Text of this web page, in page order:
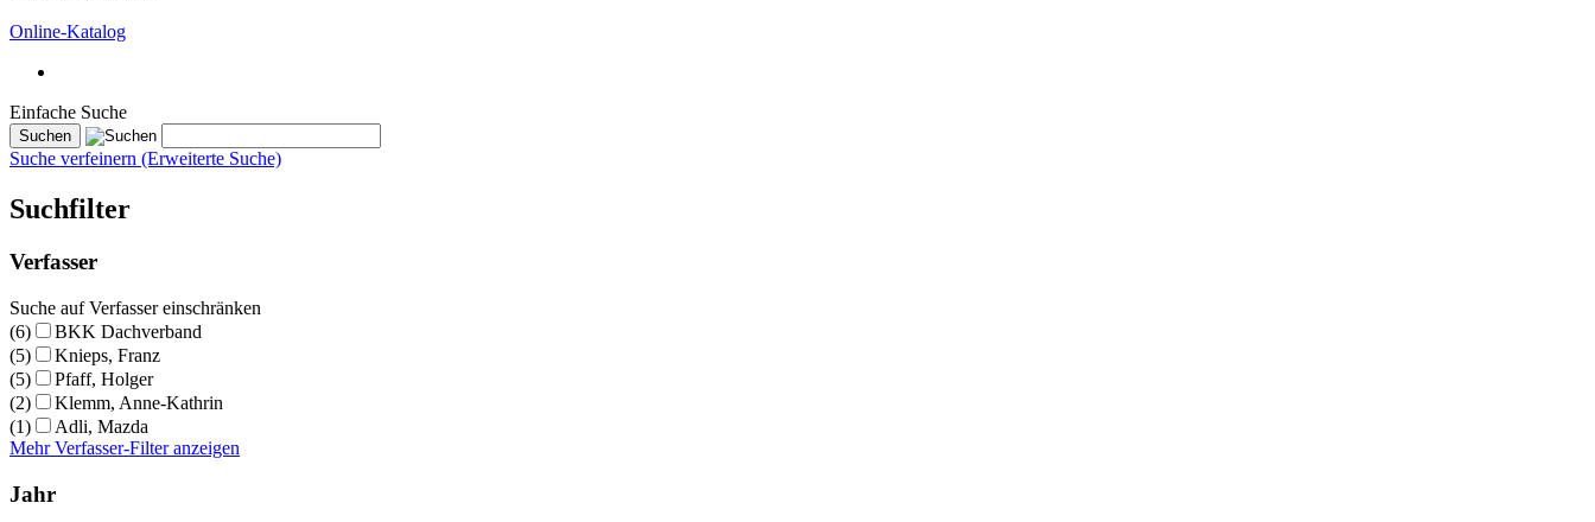
Online-Katalog
Einfache Suche
Suche verfeinern (Erweiterte Suche)
Suchfilter
Verfasser
Suche auf Verfasser einschränken
(6)
BKK Dachverband
(5)
Knieps, Franz
(5)
Pfaff, Holger
(2)
Klemm, Anne-Kathrin
(1)
Adli, Mazda
Mehr Verfasser-Filter anzeigen
Jahr